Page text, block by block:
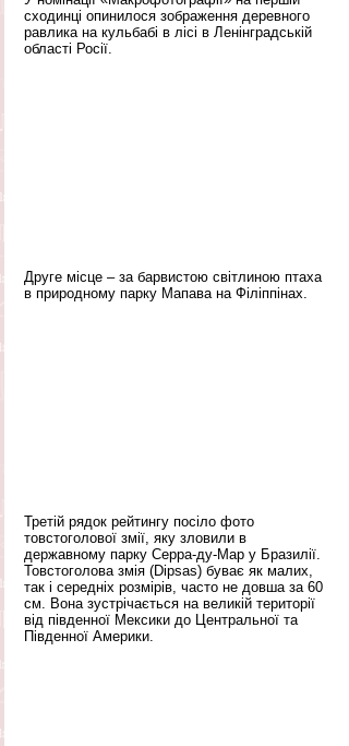
сходинці опинилося зображення деревного
равлика на кульбабі в лісі в Ленінградській
області Росії.
Друге місце – за барвистою світлиною птаха
в природному парку Мапава на Філіппінах.
Третій рядок рейтингу посіло фото
товстоголової змії, яку зловили в
державному парку Серра-ду-Мар у Бразилії.
Товстоголова змія (Dipsas) буває як малих,
так і середніх розмірів, часто не довша за 60
см. Вона зустрічається на великій території
від південної Мексики до Центральної та
Південної Америки.